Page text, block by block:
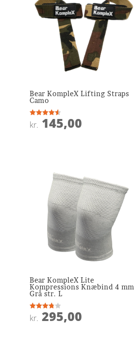
Bear KompleX Lifting Straps
Camo
Vurderet
4.6
kr. 145,00
Bear KompleX Lite
Kompressions Knæbind 4 mm
Grå str. L
Vurderet
3.8
kr. 295,00